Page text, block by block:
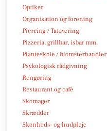
Optiker
Organisation og forening
Piercing / Tatovering
Pizzeria, grillbar, isbar mm.
Planteskole / blomsterhandler
Psykologisk rådgivning
Rengøring
Restaurant og café
Skomager
Skrædder
Skønheds- og hudpleje